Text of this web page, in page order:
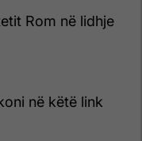
Rom në lidhje
në këtë link